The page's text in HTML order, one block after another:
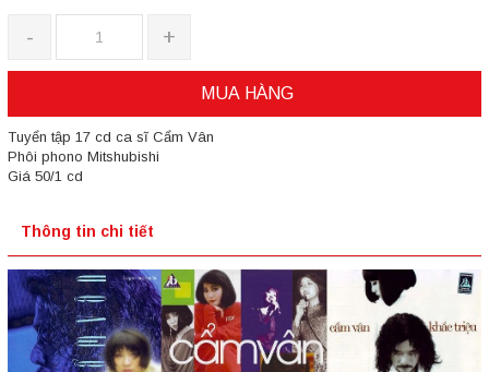
- +
MUA HÀNG
Tuyển tập 17 cd ca sĩ Cẩm Vân
Phôi phono Mitshubishi
Giá 50/1 cd
Thông tin chi tiết